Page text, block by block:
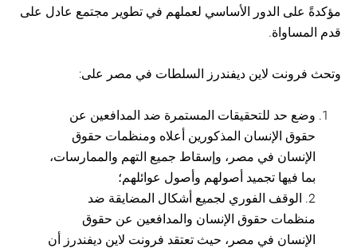
مؤكدةً على الدور الأساسي لعملهم في تطوير مجتمع عادل على
قدم المساواة.
وتحث فرونت لاين ديفندرز السلطات في مصر على:
وضع حد للتحقيقات المستمرة ضد المدافعين عن
حقوق الإنسان المذكورين أعلاه ومنظمات حقوق
الإنسان في مصر، وإسقاط جميع التهم والممارسات،
بما فيها تجميد أصولهم وأصول عوائلهم؛
2. الوقف الفوري لجميع أشكال المضايقة ضد
منظمات حقوق الإنسان والمدافعين عن حقوق
الإنسان في مصر، حيث تعتقد فرونت لاين ديفندرز أن